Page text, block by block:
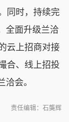
同时，持续完
全面升级兰洽
云上招商对接
合、线上招投
会。
责任编辑：石龑辉